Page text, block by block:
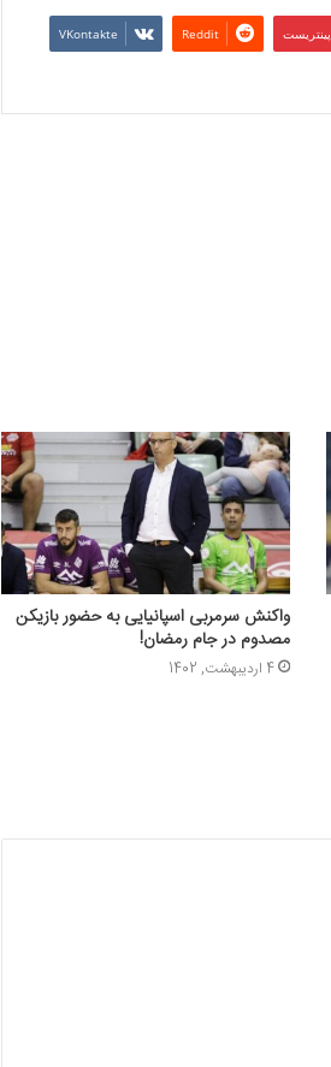
پینتریست Reddit
VKontakte
واکنش سرمربی اسپانیایی به حضور بازیکن
مصدوم در جام رمضان!
4 اردیبهشت, 1402